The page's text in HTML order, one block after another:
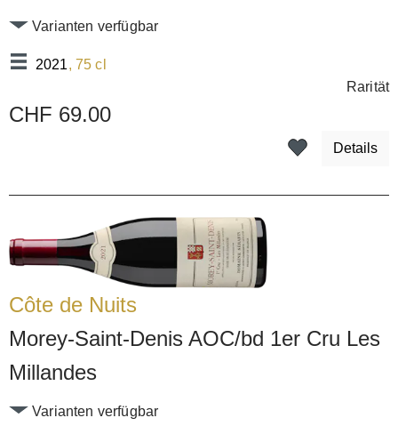
2021, 75 cl
Varianten verfügbar
Rarität
CHF 69.00
Details
Côte de Nuits
Morey-Saint-Denis AOC/bd 1er Cru Les
Millandes
Varianten verfügbar